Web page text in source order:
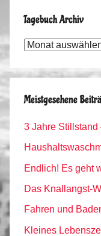
Tagebuch Archiv
Tagebuch
Meistgesehene
3 Jahre Stillstand
Endlich! Es geht
Das Knallangst-
Fahren und
Kleines